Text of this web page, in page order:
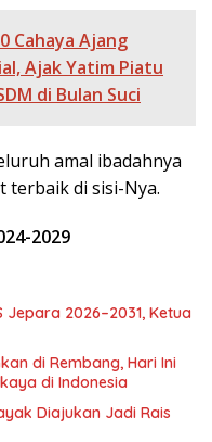
Cahaya Ajang
Ajak Yatim Piatu
di Bulan Suci
amal ibadahnya
terbaik di sisi-Nya.
2029
Jepara 2026–2031, Ketua
di Rembang, Hari Ini
di Indonesia
Diajukan Jadi Rais